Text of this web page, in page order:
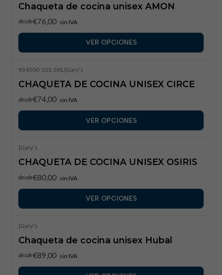
Chaqueta de cocina unisex AMON
desde€76,00 sin IVA
VER OPCIONES
934500-101-3XL |Gary's
CHAQUETA DE COCINA UNISEX CIRCE
desde€74,00 sin IVA
VER OPCIONES
|Gary's
CHAQUETA DE COCINA UNISEX OSIRIS
desde€80,00 sin IVA
VER OPCIONES
|Gary's
Chaqueta de cocina unisex Hubal
desde€89,00 sin IVA